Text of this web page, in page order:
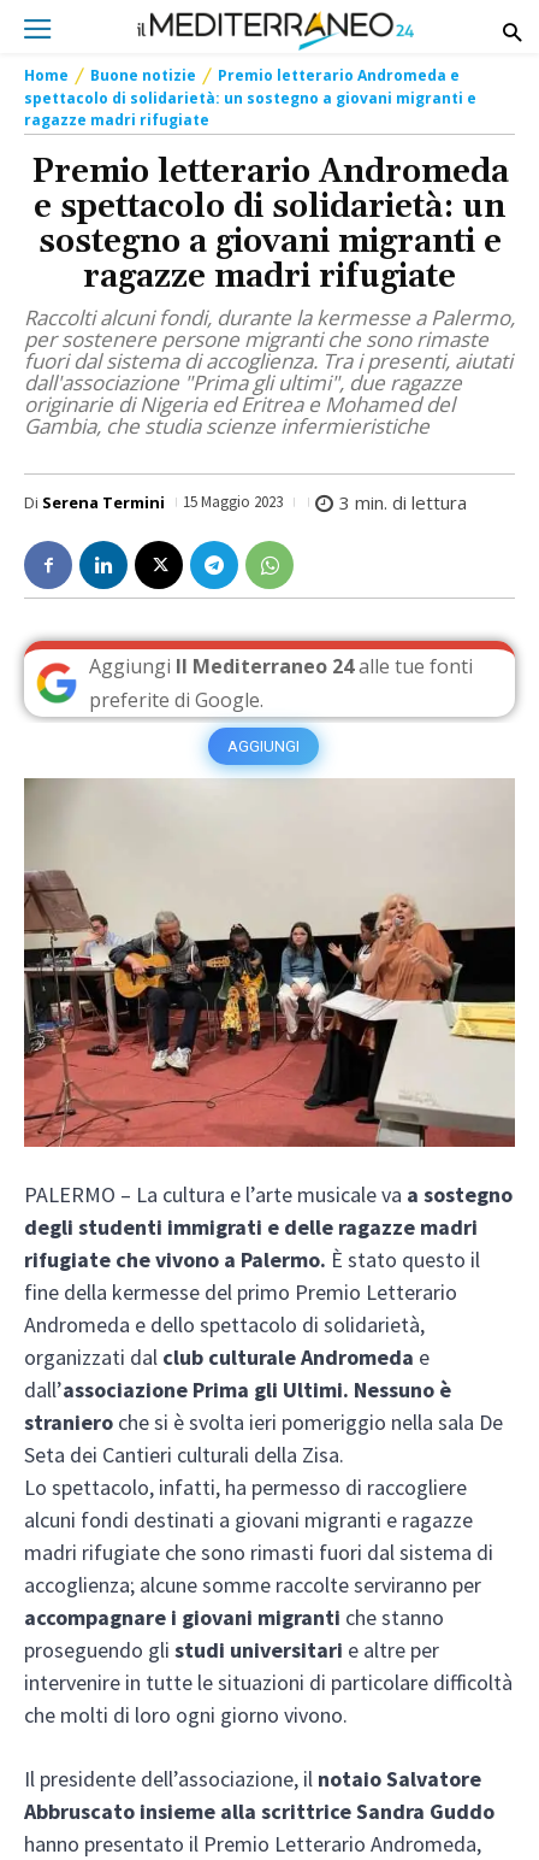
Home Buone notizie
Premio letterario Andromeda e
spettacolo di solidarietà: un sostegno a giovani migranti e
ragazze madri rifugiate
Premio letterario Andromeda
e spettacolo di solidarietà: un
sostegno a giovani migranti e
ragazze madri rifugiate
Raccolti alcuni fondi, durante la kermesse a Palermo,
per sostenere persone migranti che sono rimaste
fuori dal sistema di accoglienza. Tra i presenti, aiutati
dall'associazione "Prima gli ultimi", due ragazze
originarie di Nigeria ed Eritrea e Mohamed del
Gambia, che studia scienze infermieristiche
Di Serena Termini 15 Maggio 2023 3 min. di lettura
Aggiungi Il Mediterraneo 24alle tue fonti
preferite di Google.
AGGIUNGI
PALERMO – La cultura e l’arte musicale va a sostegno
degli studenti immigrati e delle ragazze madri
rifugiate che vivono a Palermo. È stato questo il
fine della kermesse del primo Premio Letterario
Andromeda e dello spettacolo di solidarietà,
organizzati dal club culturale Andromeda e
dall’associazione Prima gli Ultimi. Nessuno è
straniero che si è svolta ieri pomeriggio nella sala De
Seta dei Cantieri culturali della Zisa.
Lo spettacolo, infatti, ha permesso di raccogliere
alcuni fondi destinati a giovani migranti e ragazze
madri rifugiate che sono rimasti fuori dal sistema di
accoglienza; alcune somme raccolte serviranno per
accompagnare i giovani migranti che stanno
proseguendo gli studi universitari e altre per
intervenire in tutte le situazioni di particolare difficoltà
che molti di loro ogni giorno vivono.
Il presidente dell’associazione, il notaio Salvatore
Abbruscato insieme alla scrittrice Sandra Guddo
hanno presentato il Premio Letterario Andromeda,